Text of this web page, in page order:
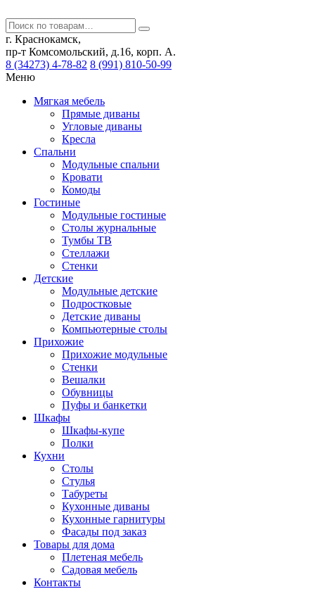
г. Краснокамск,
пр-т Комсомольский, д.16, корп. А.
8 (34273) 4-78-82 8 (991) 810-50-99
Меню
Мягкая мебель
Прямые диваны
Угловые диваны
Кресла
Спальни
Модульные спальни
Кровати
Комоды
Гостиные
Модульные гостиные
Столы журнальные
Тумбы ТВ
Стеллажи
Стенки
Детские
Модульные детские
Подростковые
Детские диваны
Компьютерные столы
Прихожие
Прихожие модульные
Стенки
Вешалки
Обувницы
Пуфы и банкетки
Шкафы
Шкафы-купе
Полки
Кухни
Столы
Стулья
Табуреты
Кухонные диваны
Кухонные гарнитуры
Фасады под заказ
Товары для дома
Плетеная мебель
Садовая мебель
Контакты